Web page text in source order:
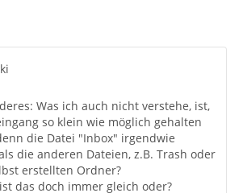
Was ich auch nicht verstehe, ist,
so klein wie möglich gehalten
die Datei "Inbox" irgendwie
die anderen Dateien, z.B. Trash oder
erstellten Ordner?
das doch immer gleich oder?